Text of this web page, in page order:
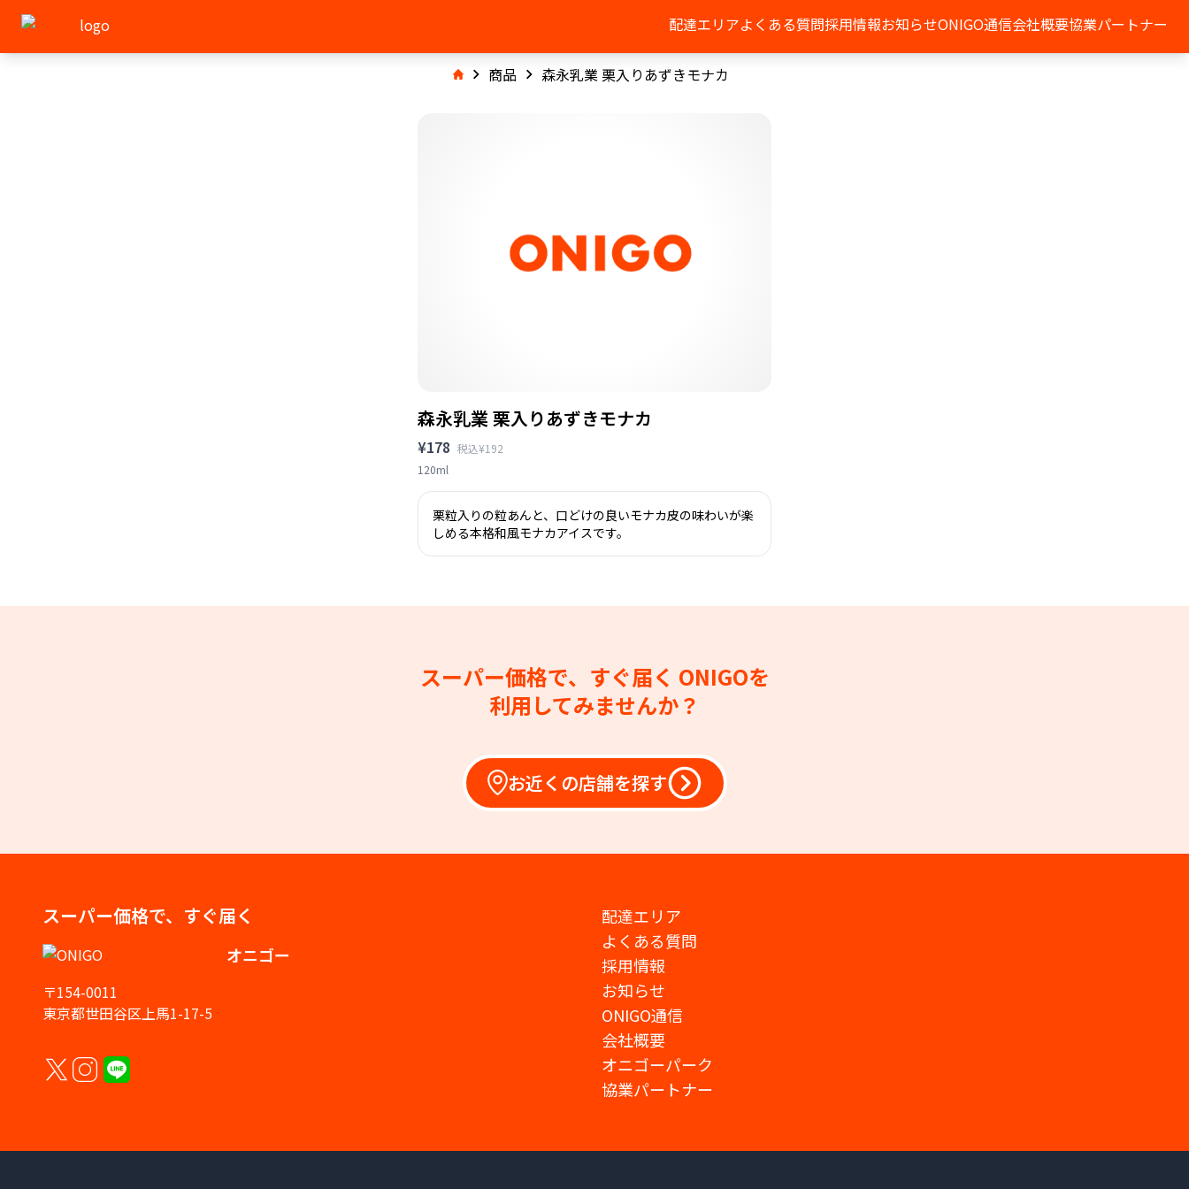
配達エリアよくある質問採用情報お知らせONIGO通信会社概要協業パートナー
商品 森永乳業 栗入りあずきモナカ
森永乳業 栗入りあずきモナカ
¥178 税込¥192
120ml
栗粒入りの粒あんと、口どけの良いモナカ皮の味わいが楽
しめる本格和風モナカアイスです。
スーパー価格で、すぐ届く ONIGOを
利用してみませんか？
お近くの店舗を探す
スーパー価格で、すぐ届く
オニゴー
〒154-0011
東京都世田谷区上馬1-17-5
配達エリア
よくある質問
採用情報
お知らせ
ONIGO通信
会社概要
オニゴーパーク
協業パートナー